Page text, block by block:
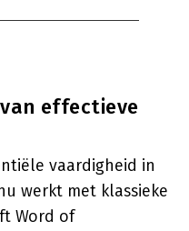
effectieve
vaardigheid in
werkt met klassieke
Word of